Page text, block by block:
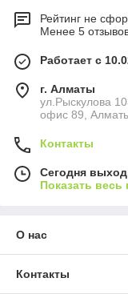
Рейтинг не
Менее 5
Работает с
г. Алматы
ул.Рыскулова
офис 89,
Контакты
Сегодня
Показать
О нас
Контакты